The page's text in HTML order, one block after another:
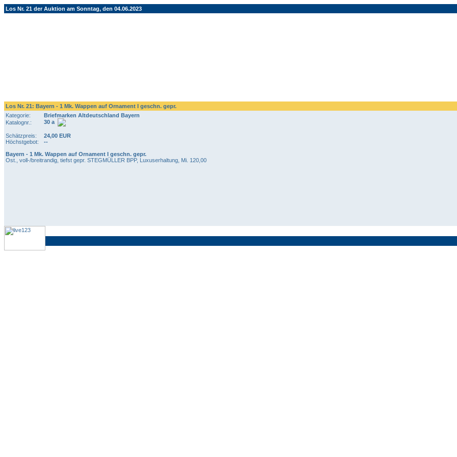
Los Nr. 21 der Auktion am Sonntag, den 04.06.2023
Los Nr. 21: Bayern - 1 Mk. Wappen auf Ornament I geschn. gepr.
Kategorie:
Briefmarken Altdeutschland Bayern
Katalognr.:
30 a
Schätzpreis:
24,00 EUR
Höchstgebot:
--
Bayern - 1 Mk. Wappen auf Ornament I geschn. gepr.
Ost., voll-/breitrandig, tiefst gepr. STEGMÜLLER BPP, Luxuserhaltung, Mi. 120,00